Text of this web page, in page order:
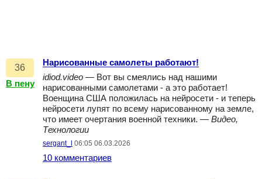
36
В пену
Нарисованные самолеты работают!
idiod.video — Вот вы смеялись над нашими
нарисованными самолетами - а это работает!
Военщина США положилась на нейросети - и теперь
нейросети лупят по всему нарисованному на земле,
что имеет очертания военной техники. — Видео,
Технологии
sergant_l 06:05 06.03.2026
10 комментариев